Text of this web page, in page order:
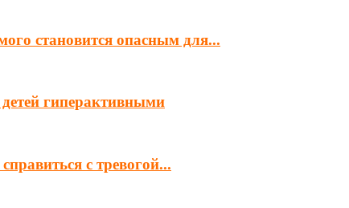
становится опасным для...
гиперактивными
с тревогой...